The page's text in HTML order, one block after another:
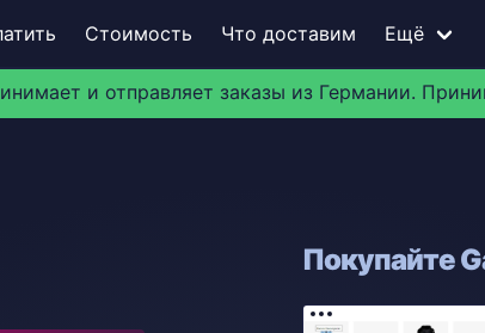
и отправляет заказы из Германии.
Стоимость Что доставим Ещё
Покупайте